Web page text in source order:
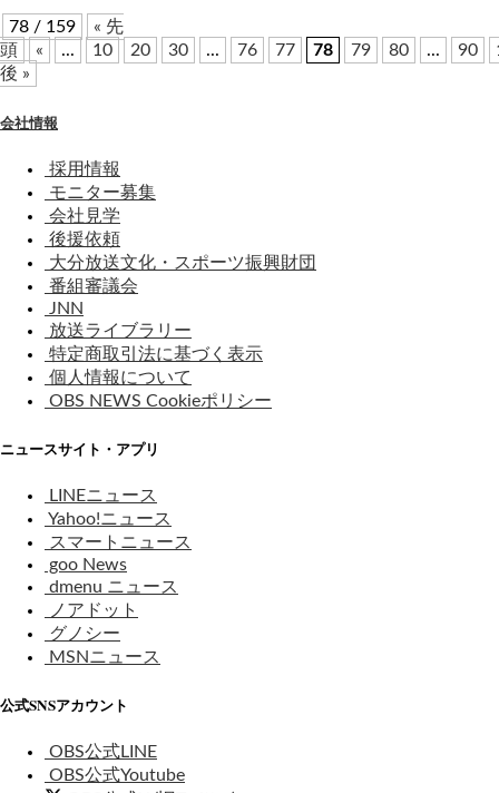
78 / 159
« 先
頭
« ... 10 20 30 ... 76 77 78 79 80 ... 90
後 »
会社情報
採用情報
モニター募集
会社見学
後援依頼
大分放送文化・スポーツ振興財団
番組審議会
JNN
放送ライブラリー
特定商取引法に基づく表示
個人情報について
OBS NEWS Cookieポリシー
ニュースサイト・アプリ
LINEニュース
Yahoo!ニュース
スマートニュース
goo News
dmenu ニュース
ノアドット
グノシー
MSNニュース
公式SNSアカウント
OBS公式LINE
OBS公式Youtube